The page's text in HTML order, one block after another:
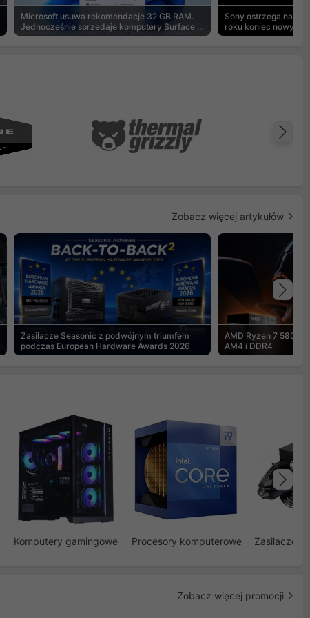
Microsoft usuwa rekomendacje 32 GB RAM.
Jednocześnie sprzedaje komputery Surface z
8 GB
Sony ostrzega na
roku koniec nowych
Zobacz więcej artykułów
Zasilacze Seasonic z podwójnym triumfem
podczas European Hardware Awards 2026
AMD Ryzen 7
AM4 i DDR4
Komputery gamingowe Procesory komputerowe Zasilacze
Zobacz więcej promocji